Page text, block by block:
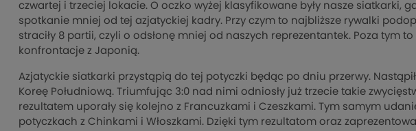
czwartej i trzeciej lokacie. O oczko wyżej klasyfikowane były nasze siatkarki,
spotkanie mniej od tej azjatyckiej kadry. Przy czym to najbliższe rywalki
straciły 8 partii, czyli o odsłonę mniej od naszych reprezentantek. Poza tym
konfrontacje z Japonią.
Azjatyckie siatkarki przystąpią do tej potyczki będąc po dniu przerwy.
Koreę Południową. Triumfując 3:0 nad nimi odniosły już trzecie takie
rezultatem uporały się kolejno z Francuzkami i Czeszkami. Tym samym
potyczkach z Chinkami i Włoszkami. Dzięki tym rezultatom oraz